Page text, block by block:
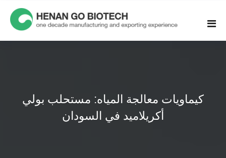
content
كيماويات معالجة المياه: مستحلب بولي
أكريلاميد في السودان